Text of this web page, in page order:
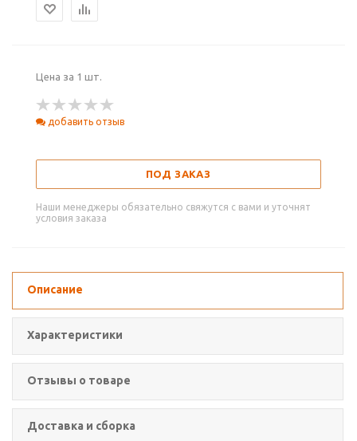
Цена за 1 шт.
добавить отзыв
ПОД ЗАКАЗ
Наши менеджеры обязательно свяжутся с вами и уточнят
условия заказа
Описание
Характеристики
Отзывы о товаре
Доставка и сборка